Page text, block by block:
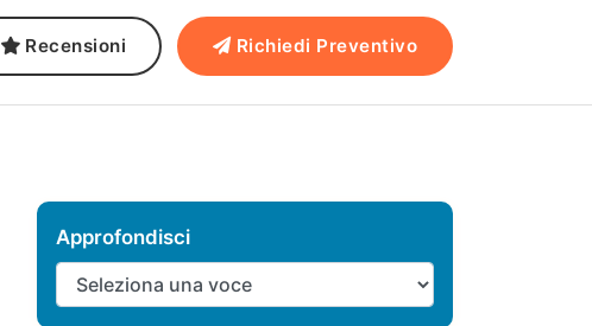
Recensioni Richiedi Preventivo
Approfondisci